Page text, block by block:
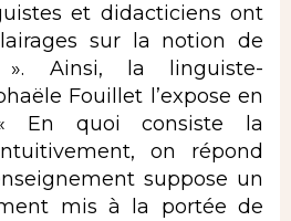
et didacticiens ont
sur la notion de
». Ainsi, la linguiste-
Fouillet l’expose en
En quoi consiste la
on répond
suppose un
mis à la portée de